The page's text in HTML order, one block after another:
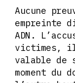
Aucune
empreinte
ADN.
victimes, il
valable de
moment